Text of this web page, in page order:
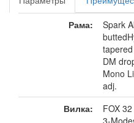
Рама:
Spark
DM
Mono
adj.
Вилка:
FOX